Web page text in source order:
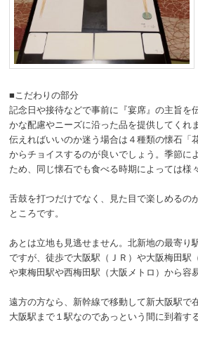
■こだわりの部分
記念日や接待などで事前に『宴席』の主旨を
かな配慮やニーズに沿った品を提供してくれ
伝えればいいのか迷う場合は４種類の懐石「
からチョイスするのが良いでしょう。季節に
ため、同じ懐石でも食べる時期によっては様
舌鼓を打つだけでなく、見た目で楽しめるの
ところです。
あとは立地も見逃せません。北新地の最寄り
ですが、徒歩で大阪駅（ＪＲ）や大阪梅田駅
や東梅田駅や西梅田駅（大阪メトロ）から容
遠方の方なら、新幹線で移動して新大阪駅で
大阪駅まで１駅なのであっという間に到着す